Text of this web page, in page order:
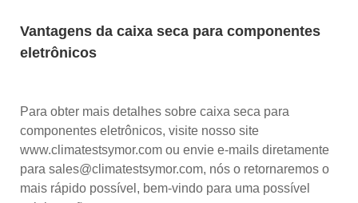
Vantagens da caixa seca para componentes
eletrônicos
Para obter mais detalhes sobre caixa seca para
componentes eletrônicos, visite nosso site
www.climatestsymor.com ou envie e-mails diretamente
para sales@climatestsymor.com, nós o retornaremos o
mais rápido possível, bem-vindo para uma possível